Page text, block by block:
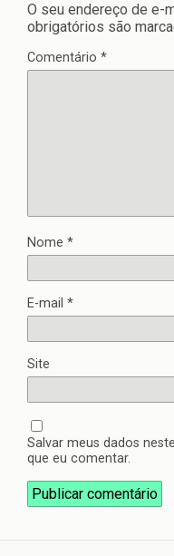
O seu endereço de e-
obrigatórios são
Comentário *
Nome *
E-mail *
Site
Salvar meus dados
que eu comentar.